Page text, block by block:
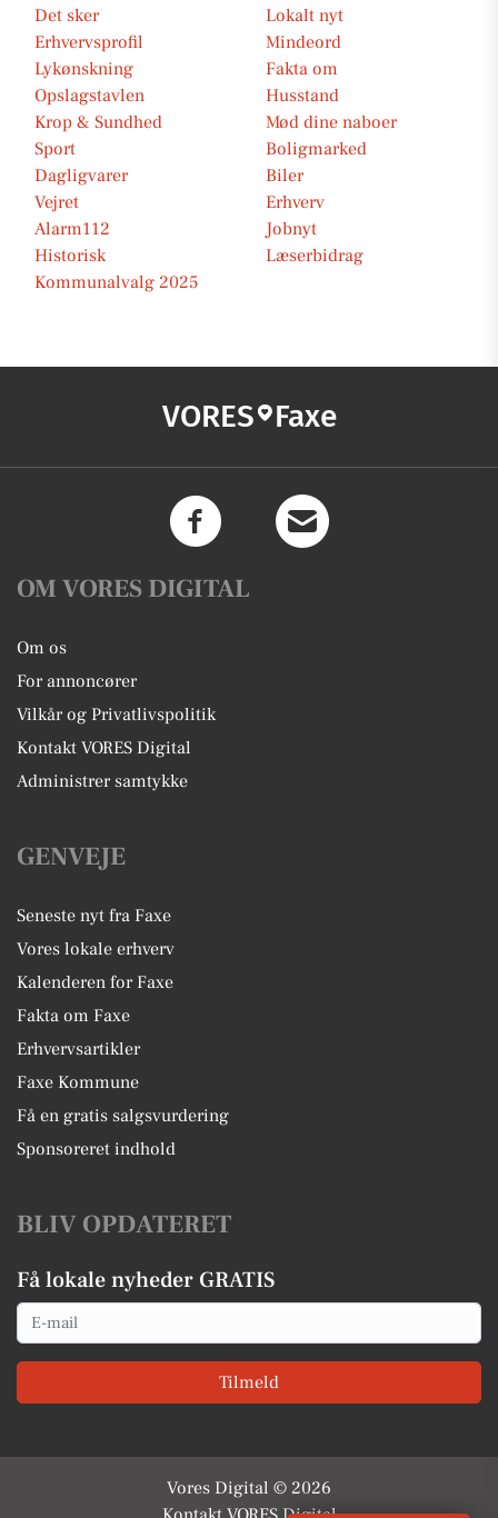
Det sker
Lokalt nyt
Erhvervsprofil
Mindeord
Lykønskning
Fakta om
Opslagstavlen
Husstand
Krop & Sundhed
Mød dine naboer
Sport
Boligmarked
Dagligvarer
Biler
Vejret
Erhverv
Alarm112
Jobnyt
Historisk
Læserbidrag
Kommunalvalg 2025
VORES Faxe
OM VORES DIGITAL
Om os
For annoncører
Vilkår og Privatlivspolitik
Kontakt VORES Digital
Administrer samtykke
GENVEJE
Seneste nyt fra Faxe
Vores lokale erhverv
Kalenderen for Faxe
Fakta om Faxe
Erhvervsartikler
Faxe Kommune
Få en gratis salgsvurdering
Sponsoreret indhold
BLIV OPDATERET
Få lokale nyheder GRATIS
Email
Tilmeld
Vores Digital © 2026